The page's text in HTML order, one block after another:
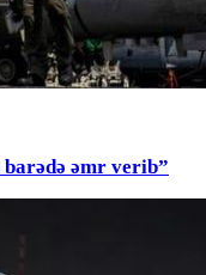
əmr verib”